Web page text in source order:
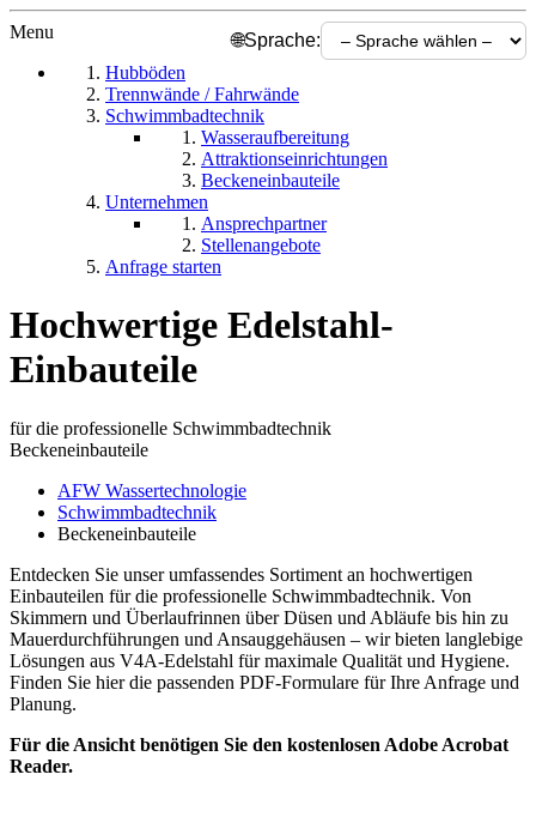
🌐Sprache:
Menu
Hubböden
Trennwände / Fahrwände
Schwimmbadtechnik
Wasseraufbereitung
Attraktionseinrichtungen
Beckeneinbauteile
Unternehmen
Ansprechpartner
Stellenangebote
Anfrage starten
Hochwertige Edelstahl-
Einbauteile
für die professionelle Schwimmbadtechnik
Beckeneinbauteile
AFW Wassertechnologie
Schwimmbadtechnik
Beckeneinbauteile
Entdecken Sie unser umfassendes Sortiment an hochwertigen
Einbauteilen für die professionelle Schwimmbadtechnik. Von
Skimmern und Überlaufrinnen über Düsen und Abläufe bis hin zu
Mauerdurchführungen und Ansauggehäusen – wir bieten langlebige
Lösungen aus V4A-Edelstahl für maximale Qualität und Hygiene.
Finden Sie hier die passenden PDF-Formulare für Ihre Anfrage und
Planung.
Für die Ansicht benötigen Sie den kostenlosen Adobe Acrobat
Reader.